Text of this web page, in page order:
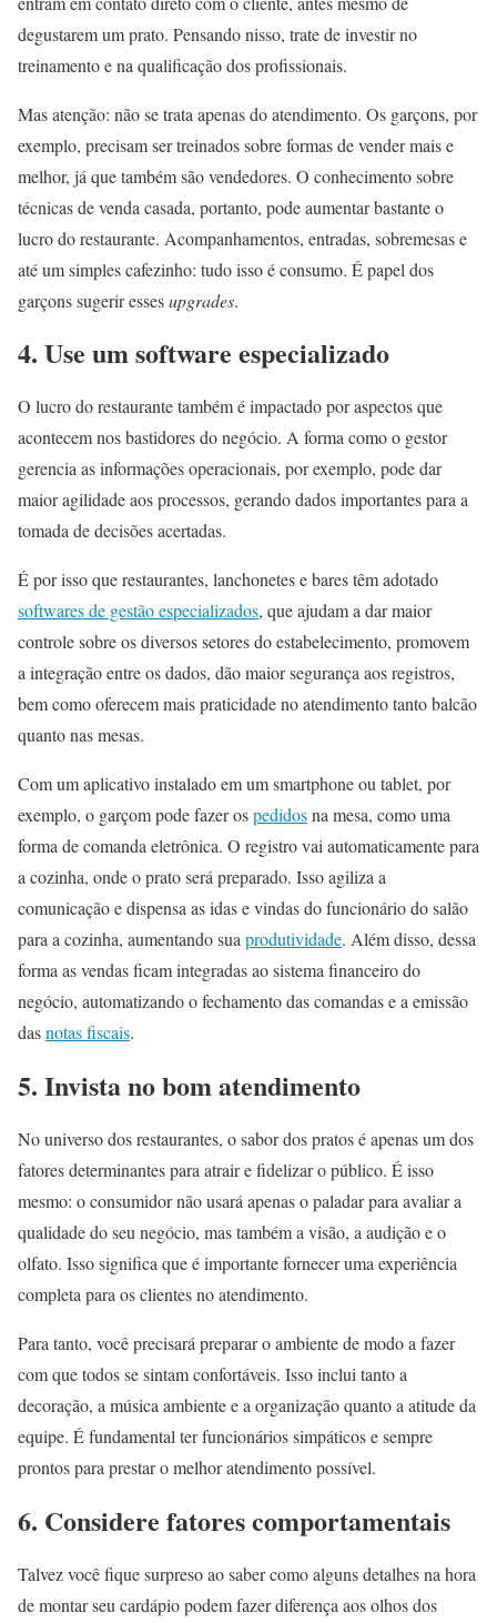
degustarem um prato. Pensando nisso, trate de investir no
treinamento e na qualificação dos profissionais.
Mas atenção: não se trata apenas do atendimento. Os garçons, por
exemplo, precisam ser treinados sobre formas de vender mais e
melhor, já que também são vendedores. O conhecimento sobre
técnicas de venda casada, portanto, pode aumentar bastante o
lucro do restaurante. Acompanhamentos, entradas, sobremesas e
até um simples cafezinho: tudo isso é consumo. É papel dos
garçons sugerir essesupgrades.
4. Use um software especializado
O lucro do restaurante também é impactado por aspectos que
acontecem nos bastidores do negócio. A forma como o gestor
gerencia as informações operacionais, por exemplo, pode dar
maior agilidade aos processos, gerando dados importantes para a
tomada de decisões acertadas.
É por isso que restaurantes, lanchonetes e bares têm adotado
softwares de gestão especializados, que ajudam a dar maior
controle sobre os diversos setores do estabelecimento, promovem
a integração entre os dados, dão maior segurança aos registros,
bem como oferecem mais praticidade no atendimento tanto balcão
quanto nas mesas.
Com um aplicativo instalado em um smartphone ou tablet, por
exemplo, o garçom pode fazer ospedidosna mesa, como uma
forma de comanda eletrônica. O registro vai automaticamente para
a cozinha, onde o prato será preparado. Isso agiliza a
comunicação e dispensa as idas e vindas do funcionário do salão
para a cozinha, aumentando suaprodutividade. Além disso, dessa
forma as vendas ficam integradas ao sistema financeiro do
negócio, automatizando o fechamento das comandas e a emissão
dasnotas fiscais.
5. Invista no bom atendimento
No universo dos restaurantes, o sabor dos pratos é apenas um dos
fatores determinantes para atrair e fidelizar o público. É isso
mesmo: o consumidor não usará apenas o paladar para avaliar a
qualidade do seu negócio, mas também a visão, a audição e o
olfato. Isso significa que é importante fornecer uma experiência
completa para os clientes no atendimento.
Para tanto, você precisará preparar o ambiente de modo a fazer
com que todos se sintam confortáveis. Isso inclui tanto a
decoração, a música ambiente e a organização quanto a atitude da
equipe. É fundamental ter funcionários simpáticos e sempre
prontos para prestar o melhor atendimento possível.
6. Considere fatores comportamentais
Talvez você fique surpreso ao saber como alguns detalhes na hora
de montar seu cardápio podem fazer diferença aos olhos dos